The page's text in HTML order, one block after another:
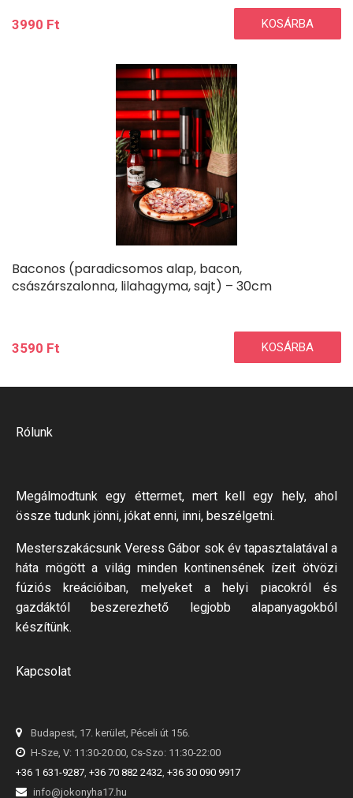
3990 Ft KOSÁRBA
Baconos (paradicsomos alap, bacon,
császárszalonna, lilahagyma, sajt) – 30cm
3590 Ft KOSÁRBA
Rólunk
Megálmodtunk egy éttermet, mert kell egy hely, ahol
össze tudunk jönni, jókat enni, inni, beszélgetni.
Mesterszakácsunk Veress Gábor sok év tapasztalatával a
háta mögött a világ minden kontinensének ízeit ötvözi
fúziós kreációiban, melyeket a helyi piacokról és
gazdáktól beszerezhető legjobb alapanyagokból
készítünk.
Kapcsolat
Budapest, 17. kerület, Péceli út 156.
H-Sze, V: 11:30-20:00, Cs-Szo: 11:30-22:00
+36 1 631-9287, +36 70 882 2432, +36 30 090 9917
info@jokonyha17.hu